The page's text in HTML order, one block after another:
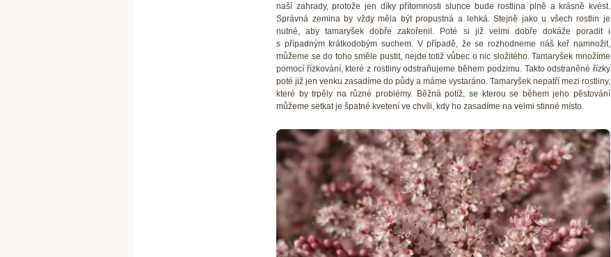
naší zahrady, protože jen díky přítomnosti slunce bude rostlina plně a krásně kvést.
Správná zemina by vždy měla být propustná a lehká. Stejně jako u všech rostlin je
nutné, aby tamaryšek dobře zakořenil. Poté si již velmi dobře dokáže poradit i
s případným krátkodobým suchem. V případě, že se rozhodneme náš keř namnožit,
můžeme se do toho směle pustit, nejde totiž vůbec o nic složitého. Tamaryšek množíme
pomocí řízkování, které z rostliny odstraňujeme během podzimu. Takto odstraněné řízky
poté již jen venku zasadíme do půdy a máme vystaráno. Tamaryšek nepatří mezi rostliny,
které by trpěly na různé problémy. Běžná potíž, se kterou se během jeho pěstování
můžeme setkat je špatné kvetení ve chvíli, kdy ho zasadíme na velmi stinné místo.